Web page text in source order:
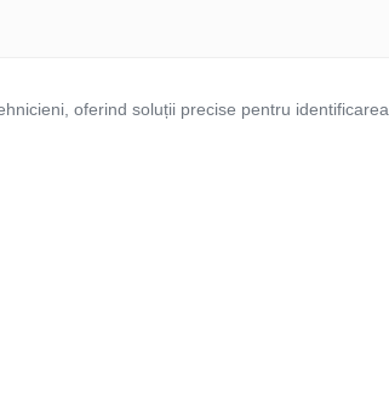
oferind soluții precise pentru